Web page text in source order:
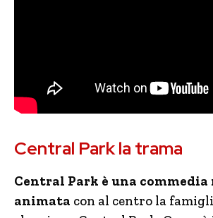
Central Park la trama
Central Park è una commedia
animata con al centro la